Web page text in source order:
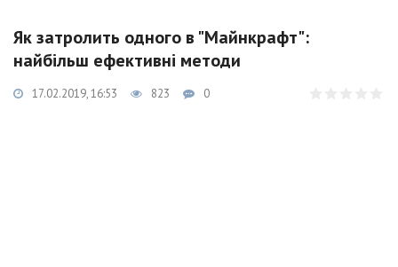
Як затролить одного в "Майнкрафт":
найбільш ефективні методи
17.02.2019, 16:53 823 0